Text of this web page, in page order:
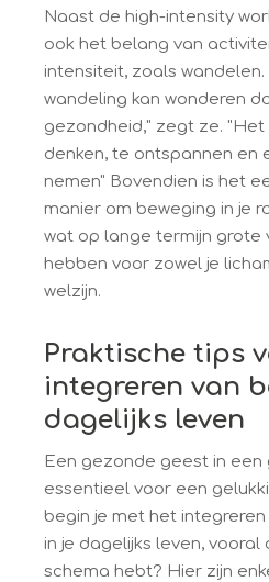
Naast de high-intensity
ook het belang van
intensiteit, zoals
wandeling kan wonderen
gezondheid," zegt ze.
denken, te ontspannen en
nemen" Bovendien is het
manier om beweging in je
wat op lange termijn grote
hebben voor zowel je
welzijn.
Praktische tips
integreren van
dagelijks leven
Een gezonde geest in een
essentieel voor een
begin je met het
in je dagelijks leven, vooral
schema hebt? Hier zijn